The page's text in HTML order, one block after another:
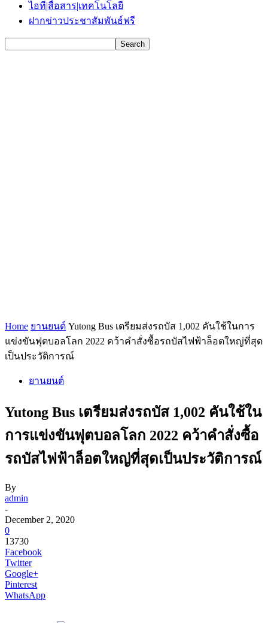
ไอที|สื่อสาร|เทคโนโลยี
ฝากข่าวประชาสัมพันธ์ฟรี
Home ยานยนต์ Yutong Bus เตรียมส่งรถบัส 1,002 คันใช้ในการ
แข่งขันฟุตบอลโลก 2022 คว้าคำสั่งซื้อรถบัสไฟฟ้าล็อตใหญ่ที่สุด
เป็นประวัติการณ์
ยานยนต์
Yutong Bus เตรียมส่งรถบัส 1,002 คันใช้ใน
การแข่งขันฟุตบอลโลก 2022 คว้าคำสั่งซื้อ
รถบัสไฟฟ้าล็อตใหญ่ที่สุดเป็นประวัติการณ์
By
admin
-
December 2, 2020
0
13730
Facebook
Twitter
Google+
Pinterest
WhatsApp